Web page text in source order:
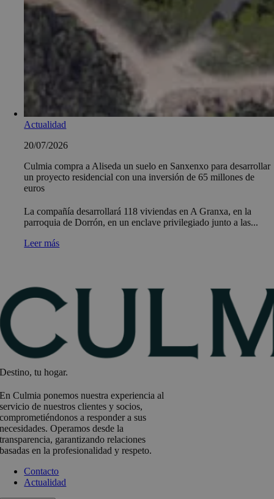
Actualidad
20/07/2026
Culmia compra a Aliseda un suelo en Sanxenxo para desarrollar
un proyecto residencial con una inversión de 65 millones de
euros
La compañía desarrollará 118 viviendas en A Granxa, en la
parroquia de Dorrón, en un enclave privilegiado junto a las...
Leer más
Destino, tu hogar.
En Culmia ponemos nuestra experiencia al
servicio de nuestros clientes y socios,
comprometiéndonos a responder a sus
necesidades. Operamos desde la
transparencia, garantizando relaciones
basadas en la profesionalidad y respeto.
Contacto
Actualidad